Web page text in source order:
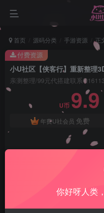
首页 源码分类 手游资源 正
亲测整理/99元代搭建联系
U币 9.9
年费U社会员 免费
小U站长亲测整理如有问题联系
付费资源
你好呀人类